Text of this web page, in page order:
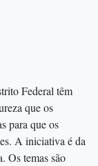
Federal têm
que os
para que os
A iniciativa é da
Os temas são